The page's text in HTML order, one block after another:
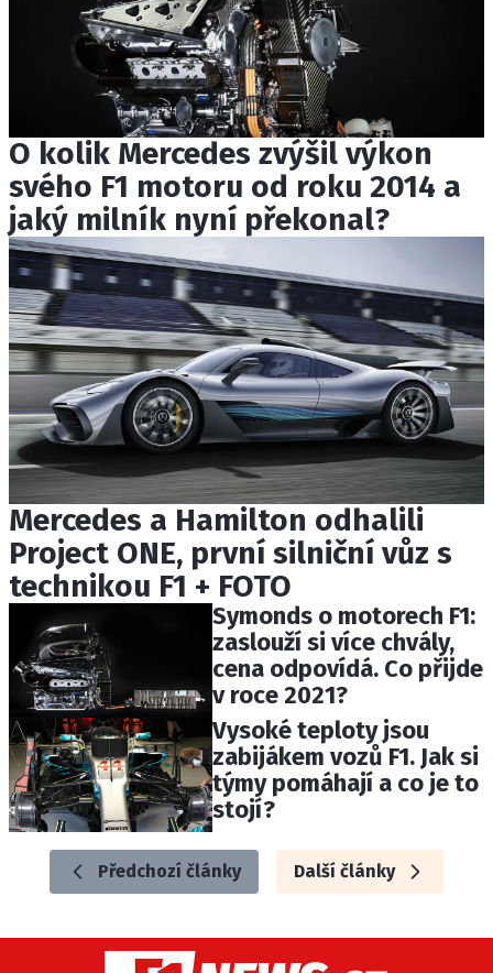
O kolik Mercedes zvýšil výkon
svého F1 motoru od roku 2014 a
jaký milník nyní překonal?
Mercedes a Hamilton odhalili
Project ONE, první silniční vůz s
technikou F1 + FOTO
Symonds o motorech F1:
zaslouží si více chvály,
cena odpovídá. Co přijde
v roce 2021?
Vysoké teploty jsou
zabijákem vozů F1. Jak si
týmy pomáhají a co je to
stojí?
Předchozí články Další články